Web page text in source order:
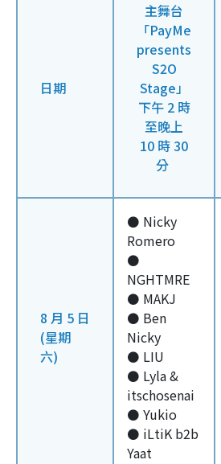
日期
主舞台
「PayMe
presents
S2O
Stage」
下午 2 時
至晚上
10 時 30
分
8 月 5 日
(星期
六)
⚫ Nicky
Romero
⚫
NGHTMRE
⚫ MAKJ
⚫ Ben
Nicky
⚫ LIU
⚫ Lyla &
itschosenai
⚫ Yukio
⚫ iLtiK b2b
Yaat